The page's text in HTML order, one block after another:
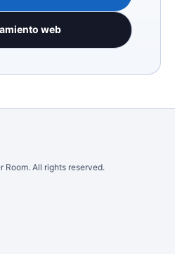
web
Room. All rights reserved.